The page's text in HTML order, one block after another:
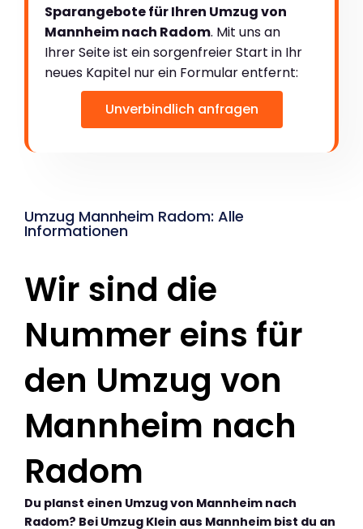
Sparangebote für Ihren Umzug von
Mannheim nach Radom. Mit uns an
Ihrer Seite ist ein sorgenfreier Start in Ihr
neues Kapitel nur ein Formular entfernt:
Unverbindlich anfragen
Umzug Mannheim Radom: Alle
Informationen
Wir sind die
Nummer eins für
den Umzug von
Mannheim nach
Radom
Du planst einen Umzug von Mannheim nach
Radom? Bei Umzug Klein aus Mannheim bist du an